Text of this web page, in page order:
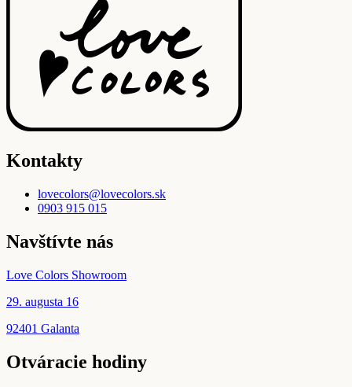
Kontakty
lovecolors@lovecolors.sk
0903 915 015
Navštívte nás
Love Colors Showroom
29. augusta 16
92401 Galanta
Otváracie hodiny